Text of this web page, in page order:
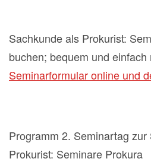
Sachkunde als Prokurist:
buchen; bequem und einfach
Seminarformular online und
Programm 2. Seminartag
Prokurist: Seminare Prokura